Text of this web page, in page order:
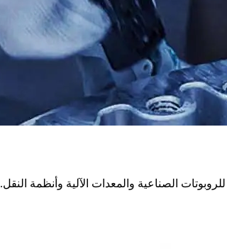
الصناعية والمعدات الآلية وأنظمة النقل.